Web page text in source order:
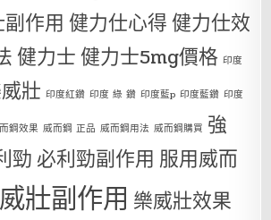
作用 健力仕心得健力仕效
健力士健力士5mg價格 印度
壯 印度紅鑽 印度 綠 鑽 印度藍p 印度藍鑽 印度
鋼效果 威而鋼 正品 威而鋼用法 威而鋼購買 強
勁 必利勁副作用 服用威而
壯副作用 樂威壯效果